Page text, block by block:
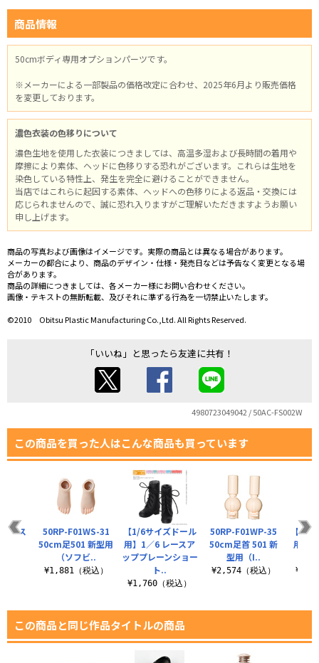
商品情報
50cmボディ専用オプションパーツです。
※メーカーによる一部製品の価格改定に合わせ、2025年6月より販売価格
を変更しております。
濃色衣装の色移りについて
濃色生地を使用した衣装につきましては、高温多湿および長時間の着用や
摩擦により素体、ヘッドに色移りする恐れがございます。これらは生地を
染色している特性上、発生を完全に避けることができません。
当店ではこれらに起因する素体、ヘッドへの色移りによる返品・交換には
応じられませんので、誠に恐れ入りますがご理解いただきますようお願い
申し上げます。
商品の写真および画像はイメージです。実際の商品とは異なる場合があります。
メーカーの都合により、商品のデザイン・仕様・発売日などは予告なく変更となる場
合があります。
商品の詳細につきましては、各メーカー様にお問い合わせください。
画像・テキストの無断転載、及びそれに準ずる行為を一切禁止いたします。
©2010 Obitsu Plastic Manufacturing Co.,Ltd. All Rights Reserved.
「いいね」と思ったら友達に共有！
4980723049042 / 50AC-FS002W
この商品を買った人はこんな商品も買っています
【1/6サイズドール
用】1／6 レースア
ッププレーンショー
ト..
¥1,760（税込）
50RP-F01WP-35
50cm足首 501 新
型用（I..
¥2,574（税込）
【1/6
用】
ス
50RP-F01WS-31
50cm足501 新型用
（ソフビ..
¥1,881（税込）
この商品と同じ作品タイトルの商品